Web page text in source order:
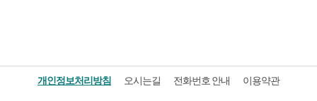
개인정보처리방침 오시는길 전화번호 안내 이용약관